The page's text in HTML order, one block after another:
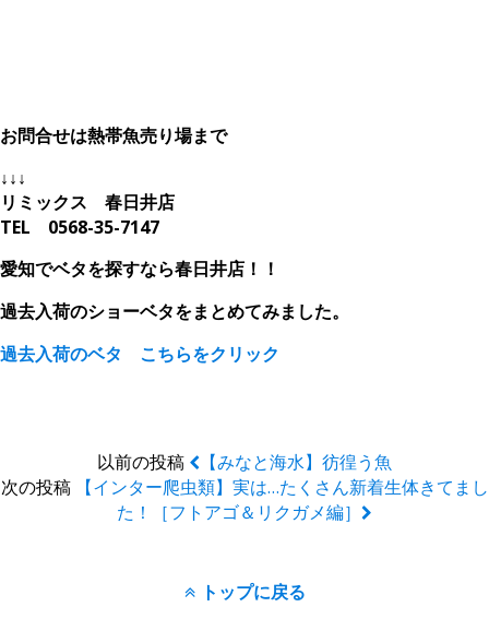
お問合せは熱帯魚売り場まで
↓↓↓
リミックス 春日井店
TEL 0568-35-7147
愛知でベタを探すなら春日井店！！
過去入荷のショーベタをまとめてみました。
過去入荷のベタ こちらをクリック
以前の投稿
【みなと海水】彷徨う魚
次の投稿
【インター爬虫類】実は…たくさん新着生体きてまし
た！［フトアゴ＆リクガメ編］
トップに戻る